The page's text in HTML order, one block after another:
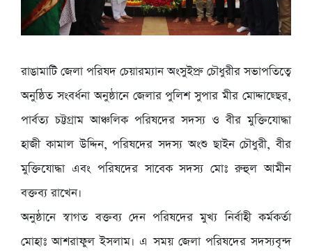
রাঙামাটি জেলা পরিষদ চেয়ারম্যান অংসুইপ্রু চৌধুরীর সভাপতিত্বে
অনুষ্ঠিত সংবর্ধনা অনুষ্ঠানে জেলার পুলিশ সুপার মীর মোদ্দাছ্ছের,
পার্বত্য চট্টগ্রাম আঞ্চলিক পরিষদের সদস্য ও বীর মুক্তিযোদ্ধা
হাজী কামাল উদ্দিন, পরিষদের সদস্য অংশু ছাইন চৌধুরী, বীর
মুক্তিযোদ্ধা এবং পরিষদের সাবেক সদস্য মোঃ রুহুল আমীন
বক্তব্য রাখেন।
অনুষ্ঠানে স্বাগত বক্তব্য দেন পরিষদের মুখ্য নির্বাহী কর্মকর্তা
মোহাঃ আশরাফুল ইসলাম। এ সময় জেলা পরিষদের সদস্যবৃন্দ